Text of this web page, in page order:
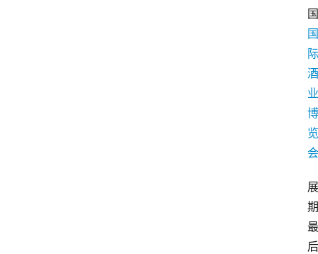
国
国
际
酒
业
博
览
会
展
期
最
后